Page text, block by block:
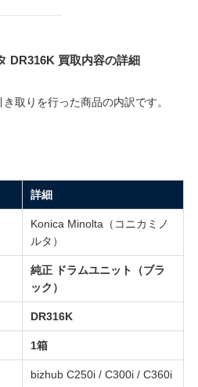
DR316K 買取内容の詳細
取りを行った商品の内訳です。
詳細
Konica Minolta（コニカミノ
ルタ）
純正 ドラムユニット（ブラ
ック）
DR316K
1箱
bizhub C250i / C300i / C360i